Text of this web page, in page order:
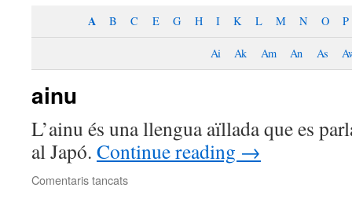
A B C E G H I K L M N O P
Ai Ak Am An As
ainu
L’ainu és una llengua aïllada que es
al Japó. Continue reading →
Comentaris tancatsa